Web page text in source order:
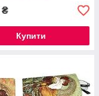
₴
Купити